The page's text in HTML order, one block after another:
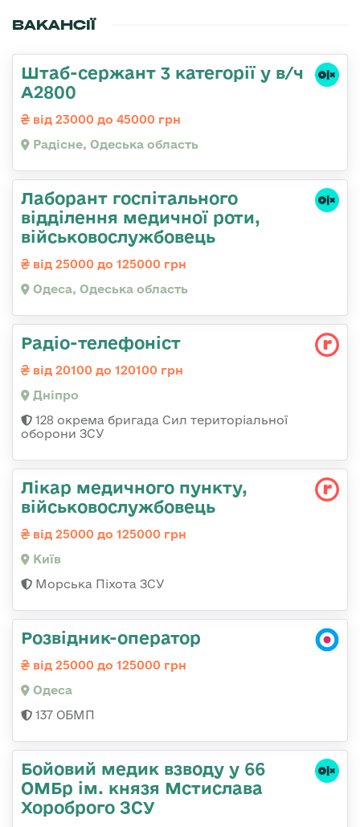
ВАКАНСІЇ
Штаб-сержант 3 категорії у в/ч
А2800
від 23000 до 45000 грн
Радісне, Одеська область
Лаборант госпітального
відділення медичної роти,
військовослужбовець
від 25000 до 125000 грн
Одеса, Одеська область
Радіо-телефоніст
від 20100 до 120100 грн
Дніпро
128 окрема бригада Сил територіальної
оборони ЗСУ
Лікар медичного пункту,
військовослужбовець
від 25000 до 125000 грн
Київ
Морська Піхота ЗСУ
Розвідник-оператор
від 25000 до 125000 грн
Одеса
137 ОБМП
Бойовий медик взводу у 66
ОМБр ім. князя Мстислава
Хороброго ЗСУ